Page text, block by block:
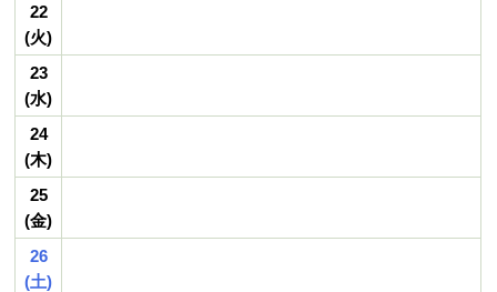
22
(火)
23
(水)
24
(木)
25
(金)
26
(土)